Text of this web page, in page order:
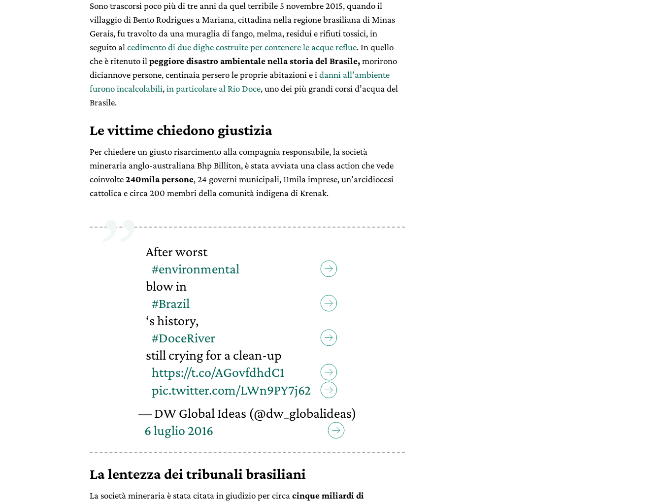
Sono trascorsi poco più di tre anni da quel terribile 5 novembre 2015, quando il
villaggio di Bento Rodrigues a Mariana, cittadina nella regione brasiliana di Minas
Gerais, fu travolto da una muraglia di fango, melma, residui e rifiuti tossici, in
seguito al cedimento di due dighe costruite per contenere le acque reflue. In quello
che è ritenuto il peggiore disastro ambientale nella storia del Brasile,morirono
diciannove persone, centinaia persero le proprie abitazioni e i danni all’ambiente
furono incalcolabili,in particolare al Rio Doce, uno dei più grandi corsi d’acqua del
Brasile.
Le vittime chiedono giustizia
Per chiedere un giusto risarcimento alla compagnia responsabile, la società
mineraria anglo-australiana Bhp Billiton, è stata avviata una class action che vede
coinvolte240mila persone, 24 governi municipali, 11mila imprese, un’arcidiocesi
cattolica e circa 200 membri della comunità indigena di Krenak.
After worst
#environmental
blow in
#Brazil
‘s history,
#DoceRiver
still crying for a clean-up
https://t.co/AGovfdhdC1
pic.twitter.com/LWn9PY7j62
— DW Global Ideas (@dw_globalideas)
6 luglio 2016
La lentezza dei tribunali brasiliani
La società mineraria è stata citata in giudizio per circa cinque miliardi di